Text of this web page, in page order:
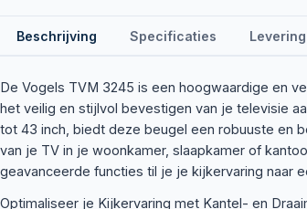
Beschrijving Specificaties Levering
De Vogels TVM 3245 is een hoogwaardige en
het veilig en stijlvol bevestigen van je televisie
tot 43 inch, biedt deze beugel een robuuste en
van je TV in je woonkamer, slaapkamer of
geavanceerde functies til je je kijkervaring naar
Optimaliseer je Kijkervaring met Kantel- en